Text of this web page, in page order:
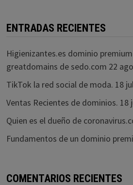
ENTRADAS RECIENTES
Higienizantes.es dominio
greatdomains de sedo.com 22
TikTok la red social de moda. 18
Ventas Recientes de dominios. 18
Quien es el dueño de
Fundamentos de un dominio
COMENTARIOS RECIENTES